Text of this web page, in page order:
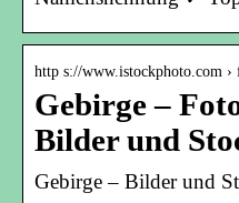
http s://www.istockphoto.com ›
Gebirge –
Bilder und
Gebirge – Bilder und